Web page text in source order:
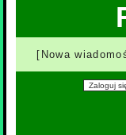
[Nowa